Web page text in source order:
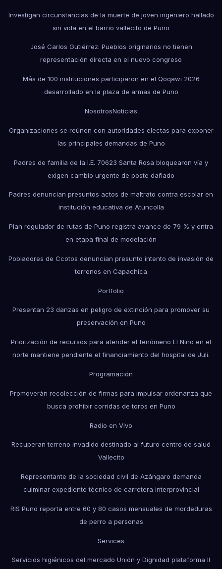
Investigan circunstancias de la muerte de joven ingeniero hallado
sin vida en el barrio vallecito de Puno
José Carlos Gutiérrez: Pueblos originarios no tienen
representación directa en el nuevo congreso
Más de 100 instituciones participaron en el Qoqawi 2026
desarrollado en la plaza de armas de Puno
NosotrosNoticias
Organizaciones se reúnen con autoridades electas para exponer
las principales demandas de Puno
Padres de familia de la I.E. 70623 Santa Rosa bloquearon vía y
exigen cambio urgente de poste dañado
Padres denuncian presuntos actos de maltrato contra escolar en
institución educativa de Atuncolla
Plan regulador de rutas de Puno registra avance de 79 % y entra
en etapa final de modelación
Pobladores de Ccotos denuncian presunto intento de invasión de
terrenos en Capachica
Portfolio
Presentan 23 danzas en peligro de extinción para promover su
preservación en Puno
Priorización de recursos para atender el fenómeno El Niño en el
norte mantiene pendiente el financiamiento del hospital de Juli.
Programación
Promoverán recolección de firmas para impulsar ordenanza que
busca prohibir corridas de toros en Puno
Radio en Vivo
Recuperan terreno invadido destinado al futuro centro de salud
Vallecito
Representante de la sociedad civil de Azángaro demanda
culminar expediente técnico de carretera interprovincial
RIS Puno reporta entre 60 y 80 casos mensuales de mordeduras
de perro a personas
Services
Servicios higiénicos del mercado Unión y Dignidad plataforma II